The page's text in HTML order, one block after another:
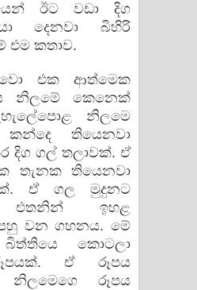
ඊට වඩා දිග
දෙනවා බිහිරි
එම කතාව.
එක ආත්මෙක
නිලමේ කෙනෙක්
නිලමෙ
තියෙනවා
දිග ගල් තලාවක්. ඒ
තැනක තියෙනවා
ඒ ගල මුදුනට
එතනින් ඉහළ
වන ගහනය. මේ
කොටලා
ඒ රූපය
නිලමෙගෙ රූපය